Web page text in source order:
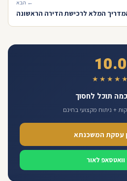
← הבא
המלא לרכישת הדירה הראשונה
10.0
★★★★★
תוכל לחסוך
עסקת המשכנתא
וואטסאפ לאור